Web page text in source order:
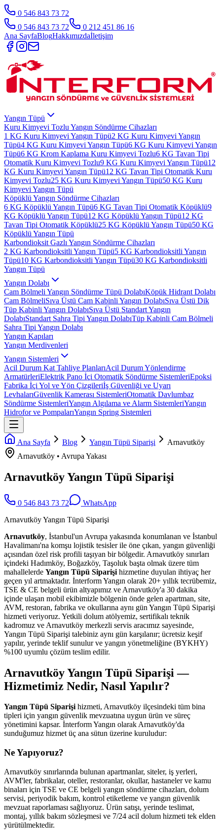
0 546 843 73 72
0 546 843 73 72
0 212 451 86 16
Ana SayfaBlogHakkımızdaİletişim
Yangın Tüpü
Kuru Kimyevi Tozlu Yangın Söndürme Cihazları
1 KG Kuru Kimyevi Yangın Tüpü2 KG Kuru Kimyevi Yangın
Tüpü4 KG Kuru Kimyevi Yangın Tüpü6 KG Kuru Kimyevi Yangın
Tüpü6 KG Krom Kaplama Kuru Kimyevi Tozlu6 KG Tavan Tipi
Otomatik Kuru Kimyevi Tozlu9 KG Kuru Kimyevi Yangın Tüpü12
KG Kuru Kimyevi Yangın Tüpü12 KG Tavan Tipi Otomatik Kuru
Kimyevi Tozlu25 KG Kuru Kimyevi Yangın Tüpü50 KG Kuru
Kimyevi Yangın Tüpü
Köpüklü Yangın Söndürme Cihazları
6 KG Köpüklü Yangın Tüpü6 KG Tavan Tipi Otomatik Köpüklü9
KG Köpüklü Yangın Tüpü12 KG Köpüklü Yangın Tüpü12 KG
Tavan Tipi Otomatik Köpüklü25 KG Köpüklü Yangın Tüpü50 KG
Köpüklü Yangın Tüpü
Karbondioksit Gazlı Yangın Söndürme Cihazları
2 KG Karbondioksitli Yangın Tüpü5 KG Karbondioksitli Yangın
Tüpü10 KG Karbondioksitli Yangın Tüpü30 KG Karbondioksitli
Yangın Tüpü
Yangın Dolabı
Cam Bölmeli Yangın Söndürme Tüpü DolabıKöpük Hidrant Dolabı
Cam BölmeliSıva Üstü Cam Kabinli Yangın DolabıSıva Üstü Dik
Tüp Kabinli Yangın DolabıSıva Üstü Standart Yangın
DolabıStandart Sahra Tipi Yangın DolabıTüp Kabinli Cam Bölmeli
Sahra Tipi Yangın Dolabı
Yangın Kapıları
Yangın Merdivenleri
Yangın Sistemleri
Acil Durum Kat Tahliye PlanlarıAcil Durum Yönlendirme
ArmatürleriElektrik Pano İçi Otomatik Söndürme SistemleriEpoksi
Fabrika İçi Yol ve Yön Çizgileriİş Güvenliği ve Uyarı
LevhalarıGüvenlik Kamerası SistemleriOtomatik Davlumbaz
Söndürme SistemleriYangın Algılama ve Alarm SistemleriYangın
Hidrofor ve PompalarıYangın Spring Sistemleri
Ana Sayfa Blog Yangın Tüpü Siparişi
Arnavutköy
Arnavutköy • Avrupa Yakası
Arnavutköy Yangın Tüpü Siparişi
0 546 843 73 72
WhatsApp
Arnavutköy Yangın Tüpü Siparişi
Arnavutköy, İstanbul'un Avrupa yakasında konumlanan ve İstanbul
Havalimanı'na komşu lojistik tesisler ile öne çıkan, yangın güvenliği
açısından özel risk profili taşıyan bir bölgedir. Arnavutköy sınırları
içindeki Hadımköy, Boğazköy, Taşoluk başta olmak üzere tüm
mahallelerde Yangın Tüpü Siparişi hizmetine duyulan ihtiyaç her
geçen yıl artmaktadır. İnterform Yangın olarak 20+ yıllık tecrübemiz,
TSE & CE belgeli ürün altyapımız ve Arnavutköy'a 30 dakika
içinde ulaşan mobil ekibimizle bölgenin önde gelen apartman, site,
AVM, restoran, fabrika ve okullarına aynı gün Yangın Tüpü Siparişi
hizmeti veriyoruz. Yetkili dolum atölyemiz, sertifikalı teknik
kadromuz ve Arnavutköy merkezli servis aracımız sayesinde,
Yangın Tüpü Siparişi talebiniz aynı gün karşılanır; ücretsiz keşif
yapılır, yerinde teklif sunulur ve yangın yönetmeliğine (BYKHY)
%100 uyumlu çözüm teslim edilir.
Arnavutköy Yangın Tüpü Siparişi —
Hizmetimiz Nedir, Nasıl Yapılır?
Yangın Tüpü Siparişihizmeti, Arnavutköy ilçesindeki tüm bina
tipleri için yangın güvenlik mevzuatına uygun ürün ve süreç
yönetimini kapsar. İnterform Yangın olarak Arnavutköy'da
sunduğumuz hizmet üç ana sütun üzerine kuruludur:
Ne Yapıyoruz?
Arnavutköy sınırlarında bulunan apartmanlar, siteler, iş yerleri,
AVM'ler, fabrikalar, oteller, restoranlar, okullar, hastaneler ve kamu
binaları için TSE ve CE belgeli yangın söndürme cihazları, dolum
servisi, periyodik bakım, kontrol etiketleme ve yangın güvenlik
mevzuat raporlaması sağlıyoruz. Ürün satışı, yerinde teslimat,
montaj, yıllık bakım sözleşmesi ve 7/24 acil dolum hizmeti tek elden
yürütülmektedir.